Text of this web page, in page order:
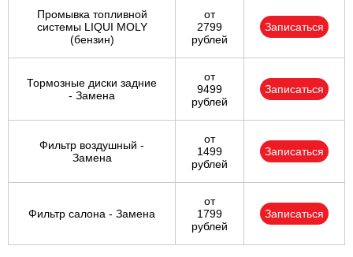
Промывка топливной
системы LIQUI MOLY
(бензин)
от
2799
рублей
Записаться
Тормозные диски задние
- Замена
от
9499
рублей
Записаться
Фильтр воздушный -
Замена
от
1499
рублей
Записаться
Фильтр салона - Замена
от
1799
рублей
Записаться